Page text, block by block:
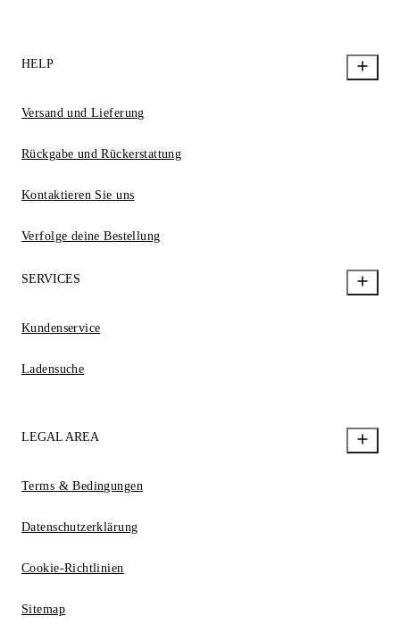
HELP
Versand und Lieferung
Rückgabe und Rückerstattung
Kontaktieren Sie uns
Verfolge deine Bestellung
SERVICES
Kundenservice
Ladensuche
LEGAL AREA
Terms & Bedingungen
Datenschutzerklärung
Cookie-Richtlinien
Sitemap